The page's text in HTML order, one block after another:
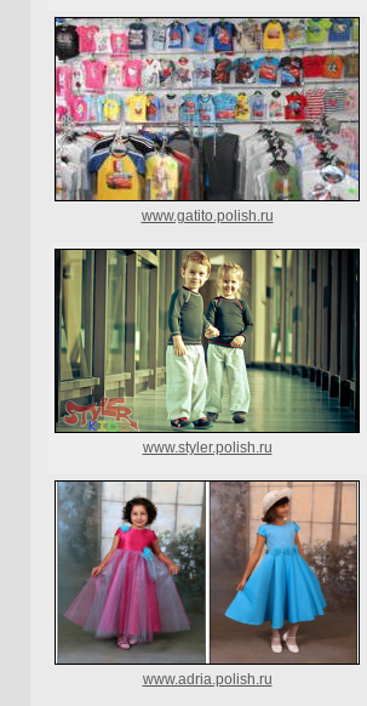
www.gatito.polish.ru
www.styler.polish.ru
www.adria.polish.ru